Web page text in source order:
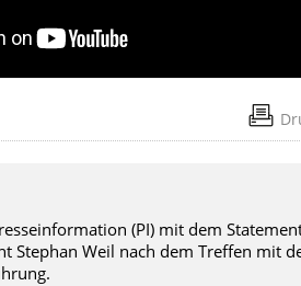
(PI) mit dem
Stephan Weil nach dem Treffen mit